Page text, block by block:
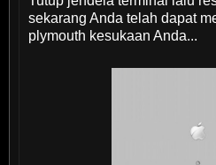
sekarang Anda telah dapat
plymouth kesukaan Anda...